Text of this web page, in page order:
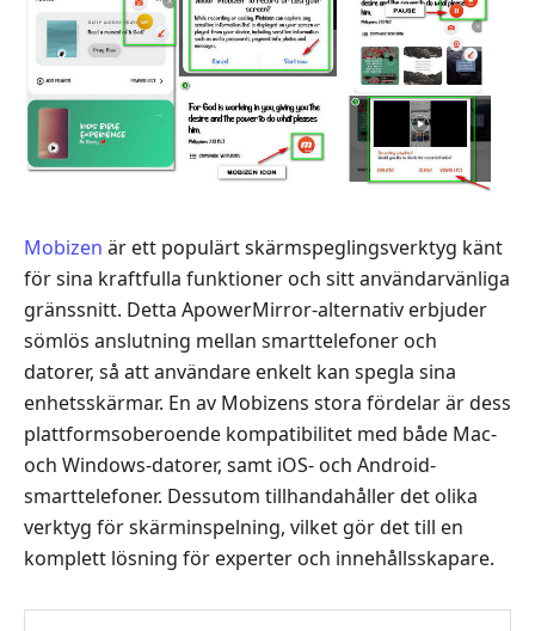
Mobizen är ett populärt skärmspeglingsverktyg känt
för sina kraftfulla funktioner och sitt användarvänliga
gränssnitt. Detta ApowerMirror-alternativ erbjuder
sömlös anslutning mellan smarttelefoner och
datorer, så att användare enkelt kan spegla sina
enhetsskärmar. En av Mobizens stora fördelar är dess
plattformsoberoende kompatibilitet med både Mac-
och Windows-datorer, samt iOS- och Android-
smarttelefoner. Dessutom tillhandahåller det olika
verktyg för skärminspelning, vilket gör det till en
komplett lösning för experter och innehållsskapare.